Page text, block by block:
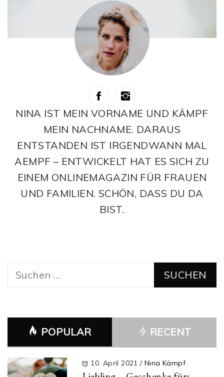
NINA IST MEIN VORNAME UND KÄMPF
MEIN NACHNAME. DARAUS
ENTSTANDEN IST IRGENDWANN MAL
AEMPF – ENTWICKELT HAT ES SICH ZU
EINEM ONLINEMAGAZIN FÜR FRAUEN
UND FAMILIEN. SCHÖN, DASS DU DA
BIST.
Suchen
POPULAR RECENT
10. April 2021/ Nina Kämpf